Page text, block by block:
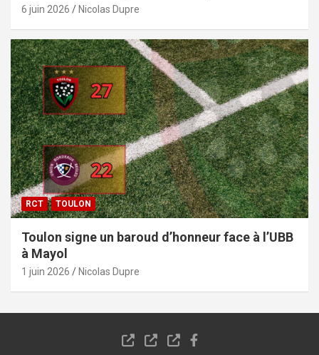
6 juin 2026 Nicolas Dupre
RCT TOULON
Toulon signe un baroud d’honneur face à l’UBB
à Mayol
1 juin 2026 Nicolas Dupre